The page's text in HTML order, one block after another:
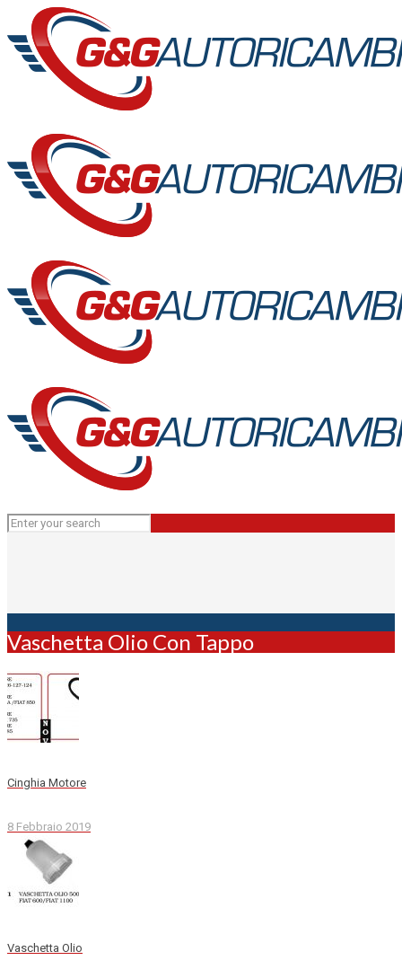
Vaschetta Olio Con Tappo
Cinghia Motore
8 Febbraio 2019
Vaschetta Olio